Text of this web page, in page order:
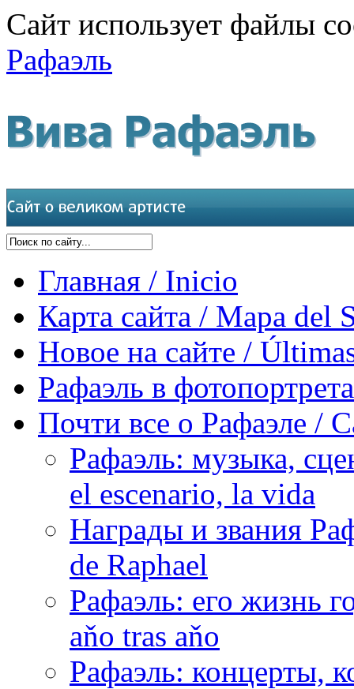
Сайт использует файлы
Рафаэль
Главная / Inicio
Карта сайта / Mapa del
Новое на сайте /
Рафаэль в
Почти все о Рафаэле /
Рафаэль: музыка,
el escenario, la vida
Награды и звания
de Raphael
Рафаэль: его жизнь
aňo tras aňo
Рафаэль: концерты,